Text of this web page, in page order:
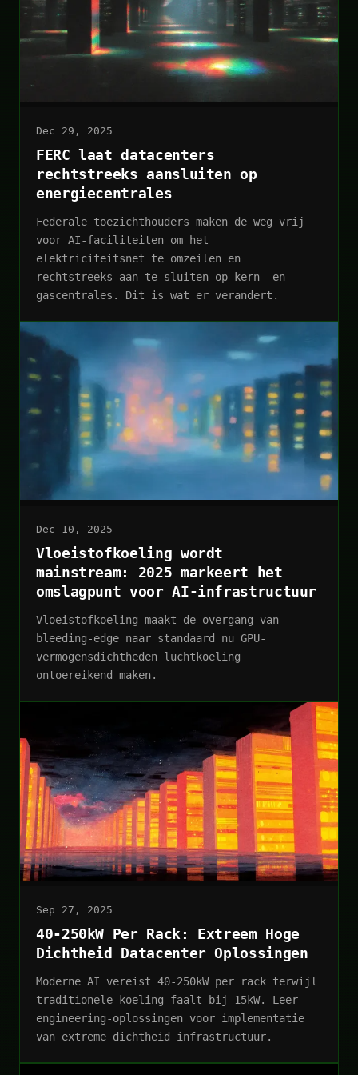
Dec 29, 2025
FERC laat datacenters
rechtstreeks aansluiten op
energiecentrales
Federale toezichthouders maken de weg vrij
voor AI-faciliteiten om het
elektriciteitsnet te omzeilen en
rechtstreeks aan te sluiten op kern- en
gascentrales. Dit is wat er verandert.
Dec 10, 2025
Vloeistofkoeling wordt
mainstream: 2025 markeert het
omslagpunt voor AI-infrastructuur
Vloeistofkoeling maakt de overgang van
bleeding-edge naar standaard nu GPU-
vermogensdichtheden luchtkoeling
ontoereikend maken.
Sep 27, 2025
40-250kW Per Rack: Extreem Hoge
Dichtheid Datacenter Oplossingen
Moderne AI vereist 40-250kW per rack terwijl
traditionele koeling faalt bij 15kW. Leer
engineering-oplossingen voor implementatie
van extreme dichtheid infrastructuur.